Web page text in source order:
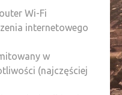
Wi-Fi
internetowego
w
(najczęściej